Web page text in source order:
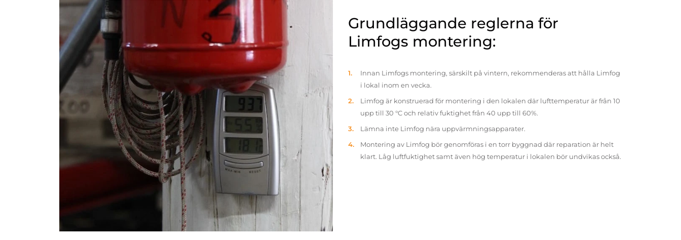
Grundläggande reglerna för
Limfogs montering:
Innan Limfogs montering, särskilt på vintern, rekommenderas att hålla Limfog
i lokal inom en vecka.
Limfog är konstruerad för montering i den lokalen där lufttemperatur är från 10
upp till 30 °C och relativ fuktighet från 40 upp till 60%.
Lämna inte Limfog nära uppvärmningsapparater.
Montering av Limfog bör genomföras i en torr byggnad där reparation är helt
klart. Låg luftfuktighet samt även hög temperatur i lokalen bör undvikas också.